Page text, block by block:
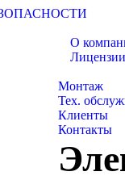
О
Лицензии
Монтаж
Тех.
Клиенты
Контакты